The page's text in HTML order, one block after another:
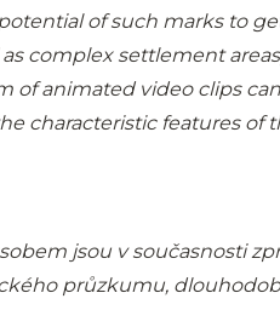
of such marks to
complex settlement
of animated video clips
characteristic features of
jsou v současnosti
průzkumu,